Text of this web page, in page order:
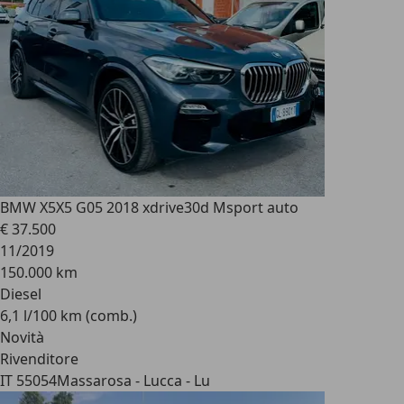
BMW X5X5 G05 2018 xdrive30d Msport auto
€ 37.500
11/2019
150.000 km
Diesel
6,1 l/100 km (comb.)
Novità
Rivenditore
IT 55054Massarosa - Lucca - Lu